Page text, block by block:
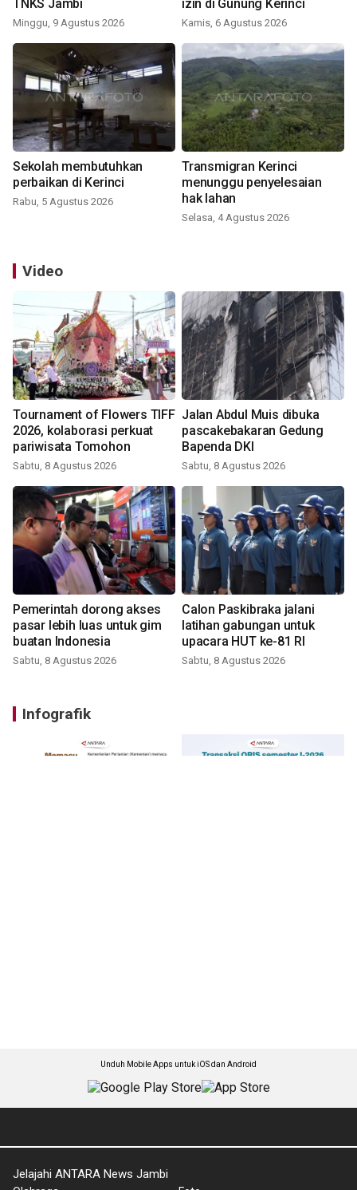
TNKS Jambi
Minggu, 9 Agustus 2026
izin di Gunung Kerinci
Kamis, 6 Agustus 2026
Sekolah membutuhkan
perbaikan di Kerinci
Rabu, 5 Agustus 2026
Transmigran Kerinci
menunggu penyelesaian
hak lahan
Selasa, 4 Agustus 2026
Video
Tournament of Flowers TIFF
2026, kolaborasi perkuat
pariwisata Tomohon
Sabtu, 8 Agustus 2026
Jalan Abdul Muis dibuka
pascakebakaran Gedung
Bapenda DKI
Sabtu, 8 Agustus 2026
Pemerintah dorong akses
pasar lebih luas untuk gim
buatan Indonesia
Sabtu, 8 Agustus 2026
Calon Paskibraka jalani
latihan gabungan untuk
upacara HUT ke-81 RI
Sabtu, 8 Agustus 2026
Infografik
Unduh Mobile Apps untuk iOS dan Android
Jelajahi ANTARA News Jambi